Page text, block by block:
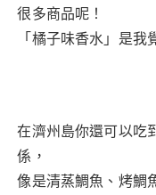
很多商品呢！
「橘子味香水」是我
在濟州島你還可以吃
係，
像是清蒸鯛魚、烤鯛